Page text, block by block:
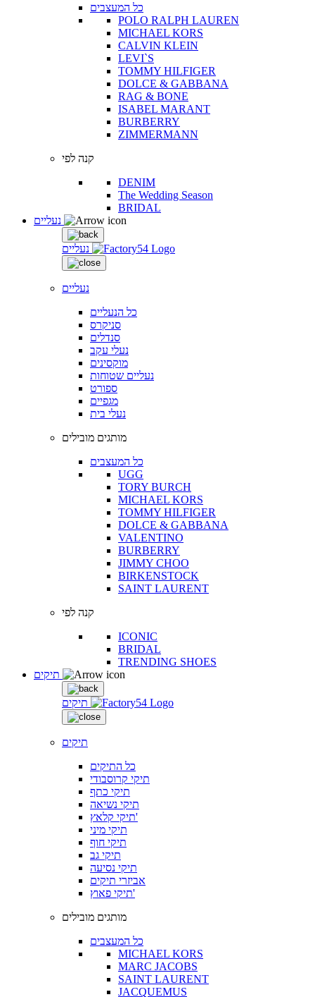
כל המעצבים
POLO RALPH LAUREN
MICHAEL KORS
CALVIN KLEIN
LEVI`S
TOMMY HILFIGER
DOLCE & GABBANA
RAG & BONE
ISABEL MARANT
BURBERRY
ZIMMERMANN
קנה לפי
DENIM
The Wedding Season
BRIDAL
נעליים
נעליים
כל הנעליים
סניקרס
סנדלים
נעלי עקב
מוקסינים
נעליים שטוחות
ספורט
מגפיים
נעלי בית
מותגים מובילים
כל המעצבים
UGG
TORY BURCH
MICHAEL KORS
TOMMY HILFIGER
DOLCE & GABBANA
VALENTINO
BURBERRY
JIMMY CHOO
BIRKENSTOCK
SAINT LAURENT
קנה לפי
ICONIC
BRIDAL
TRENDING SHOES
תיקים
תיקים
כל התיקים
תיקי קרוסבודי
תיקי כתף
תיקי נשיאה
תיקי קלאץ'
תיקי מיני
תיקי חוף
תיקי גב
תיקי נסיעה
אביזרי תיקים
תיקי פאוץ'
מותגים מובילים
כל המעצבים
MICHAEL KORS
MARC JACOBS
SAINT LAURENT
JACQUEMUS